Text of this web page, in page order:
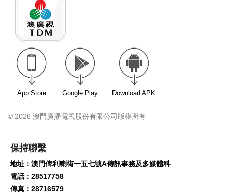
App Store Google Play Download APK
© 2026 澳門廣播電視股份有限公司版權所有
保持聯繫
地址：澳門俾利喇街一五七號A傳訊事務及多媒體科
電話：28517758
傳真：28716579